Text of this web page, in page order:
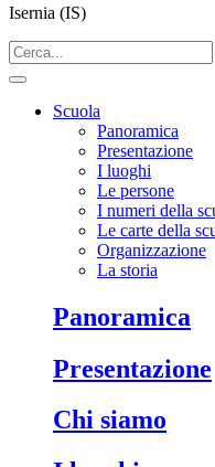
Isernia (IS)
Scuola
Panoramica
Presentazione
I luoghi
Le persone
I numeri della
Le carte della
Organizzazione
La storia
panoramica
presentazione
chi siamo